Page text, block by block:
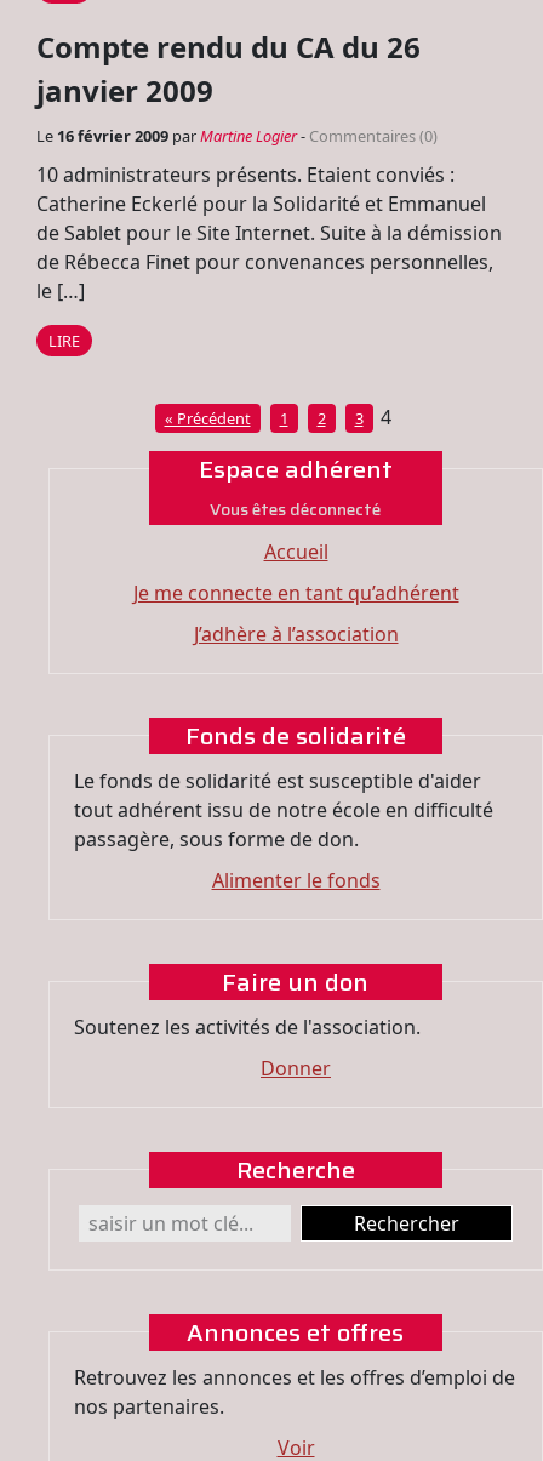
Compte rendu du CA du 26
janvier 2009
Le 16 février 2009 parMartine Logier- Commentaires (0)
10 administrateurs présents. Etaient conviés :
Catherine Eckerlé pour la Solidarité et Emmanuel
de Sablet pour le Site Internet. Suite à la démission
de Rébecca Finet pour convenances personnelles,
le […]
LIRE
« Précédent 1 2 3 4
Espace adhérent
Vous êtes déconnecté
Accueil
Je me connecte en tant qu’adhérent
J’adhère à l’association
Fonds de solidarité
Le fonds de solidarité est susceptible d'aider
tout adhérent issu de notre école en difficulté
passagère, sous forme de don.
Alimenter le fonds
Faire un don
Soutenez les activités de l'association.
Donner
Recherche
Annonces et offres
Retrouvez les annonces et les offres d’emploi de
nos partenaires.
Voir